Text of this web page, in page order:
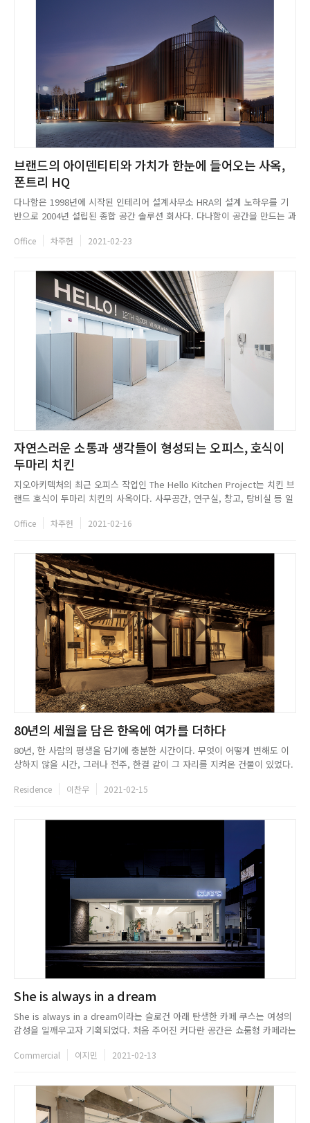
브랜드의 아이덴티티와 가치가 한눈에 들어오는 사옥,
폰트리 HQ
다나함은 1998년에 시작된 인테리어 설계사무소 HRA의 설계 노하우를 기
반으로 2004년 설립된 종합 공간 솔루션 회사다. 다나함이 공간을 만드는 과
치, 브랜드를 만든 목적, 이용하는 사람들의 행동 패턴, 브랜드와 주변의 어
Office 차주헌 2021-02-23
자연스러운 소통과 생각들이 형성되는 오피스, 호식이
두마리 치킨
지오아키텍처의 최근 오피스 작업인 The Hello Kitchen Project는 치킨 브
랜드 호식이 두마리 치킨의 사옥이다. 사무공간, 연구실, 창고, 탕비실 등 일
입의 제품개발실, 이곳에서 연구한 메뉴를 품평할 회의실이 연결되어 있다는
Office 차주헌 2021-02-16
80년의 세월을 담은 한옥에 여가를 더하다
80년, 한 사람의 평생을 담기에 충분한 시간이다. 무엇이 어떻게 변해도 이
상하지 않을 시간, 그러나 전주, 한결 같이 그 자리를 지켜온 건물이 있었다.
했다. 이 건물의 이름은 여가(YEOGA)다. 디자인투플라이는 브랜딩부터 인
Residence 이찬우 2021-02-15
She is always in a dream
She is always in a dream이라는 슬로건 아래 탄생한 카페 쿠스는 여성의
감성을 일깨우고자 기획되었다. 처음 주어진 커다란 공간은 쇼룸형 카페라는
간만이 남았다. 미니멀리즘을 바탕으로 시작한 카페는 과도한 디자인의 표출
Commercial 이지민 2021-02-13